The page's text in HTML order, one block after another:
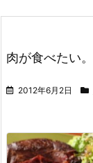
肉が食べたい。
2012年6月2日